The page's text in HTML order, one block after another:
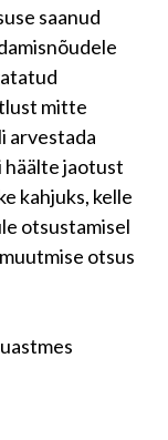
saanud
mitte
arvestada
häälte jaotust
kahjuks, kelle
otsustamisel
otsus